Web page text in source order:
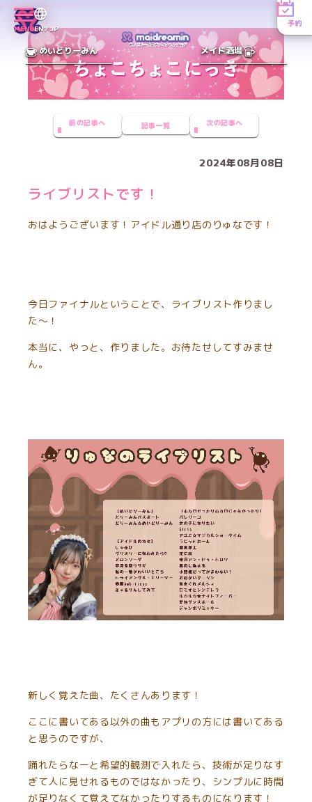
MENUEN／JP
予約
めいどりーみん メイド酒場
前の記事へ 記事一覧 次の記事へ
2024年08月08日
ライブリストです！
おはようございます！アイドル通り店のりゅなです！
今日ファイナルということで、ライブリスト作りまし
た〜！
本当に、やっと、作りました。お待たせしてすみませ
ん。
新しく覚えた曲、たくさんあります！
ここに書いてある以外の曲もアプリの方には書いてある
と思うのですが、
踊れたらなーと希望的観測で入れたら、技術が足りなす
ぎて人に見せれるものではなかったり、シンプルに時間
が足りなくて覚えてなかったりするものになります！